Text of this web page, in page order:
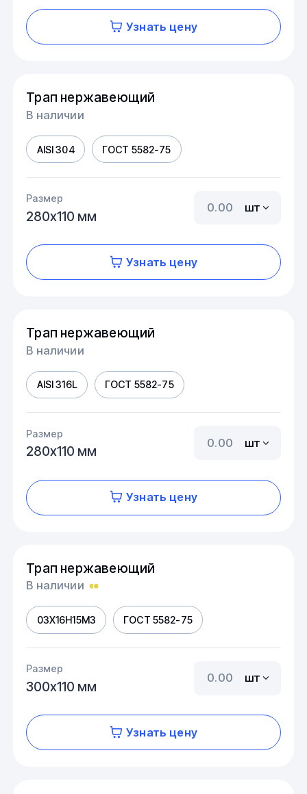
Узнать цену
Трап нержавеющий
В наличии
AISI 304 ГОСТ 5582-75
Размер
280х110 мм
шт
Узнать цену
Трап нержавеющий
В наличии
AISI 316L ГОСТ 5582-75
Размер
280х110 мм
шт
Узнать цену
Трап нержавеющий
В наличии
03Х16Н15М3 ГОСТ 5582-75
Размер
300х110 мм
шт
Узнать цену